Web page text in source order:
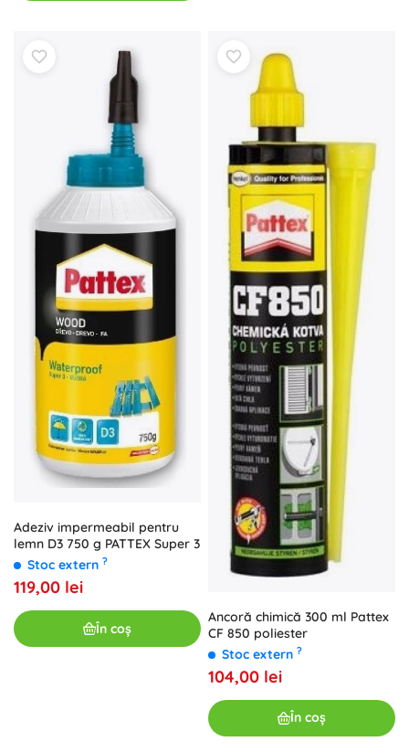
Adeziv impermeabil pentru
lemn D3 750 g PATTEX Super 3
Stoc extern ?
119,00 lei
În coș
Ancoră chimică 300 ml Pattex
CF 850 poliester
Stoc extern ?
104,00 lei
În coș